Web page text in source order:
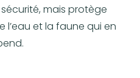
mais protège
et la faune qui en